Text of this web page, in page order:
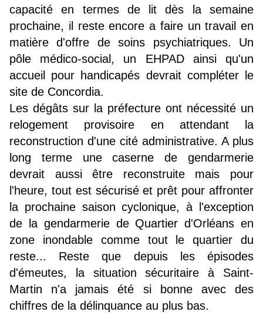
capacité en termes de lit dès la semaine
prochaine, il reste encore a faire un travail en
matière d'offre de soins psychiatriques. Un
pôle médico-social, un EHPAD ainsi qu'un
accueil pour handicapés devrait compléter le
site de Concordia.
Les dégâts sur la préfecture ont nécessité un
relogement provisoire en attendant la
reconstruction d'une cité administrative. A plus
long terme une caserne de gendarmerie
devrait aussi être reconstruite mais pour
l'heure, tout est sécurisé et prêt pour affronter
la prochaine saison cyclonique, à l'exception
de la gendarmerie de Quartier d'Orléans en
zone inondable comme tout le quartier du
reste... Reste que depuis les épisodes
d'émeutes, la situation sécuritaire à Saint-
Martin n'a jamais été si bonne avec des
chiffres de la délinquance au plus bas.